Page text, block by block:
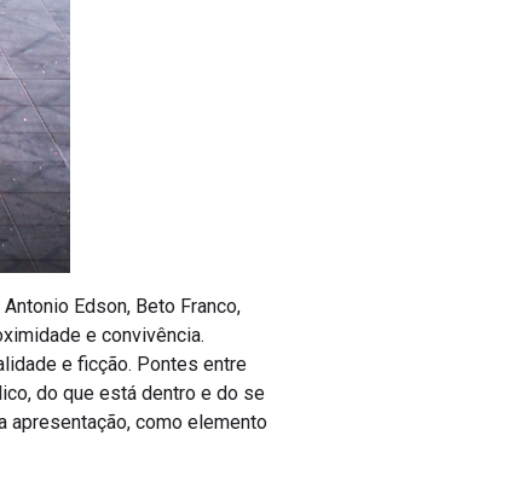
Edson, Beto Franco,
e convivência.
e ficção. Pontes entre
do que está dentro e do se
apresentação, como elemento